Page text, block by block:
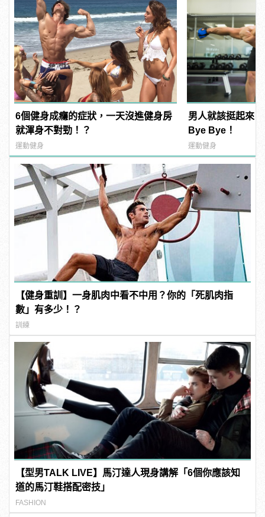
6個健身成癮的症狀，一天沒進健身房
就渾身不對勁！？
運動健身
男人就該挺起來
Bye Bye！
運動健身
【健身重訓】一身肌肉中看不中用？你的「死肌肉指
數」有多少！？
訓練
【型男TALK LIVE】馬汀達人現身講解「6個你應該知
道的馬汀鞋搭配密技」
FASHION